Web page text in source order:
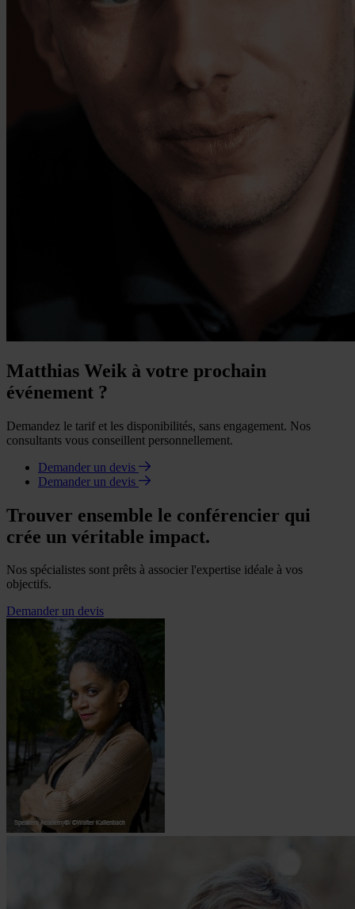
Matthias Weik à votre prochain
événement ?
Demandez le tarif et les disponibilités, sans engagement. Nos
consultants vous conseillent personnellement.
Demander un devis
Demander un devis
Trouver ensemble le conférencier qui
crée un véritable impact.
Nos spécialistes sont prêts à associer l'expertise idéale à vos
objectifs.
Demander un devis